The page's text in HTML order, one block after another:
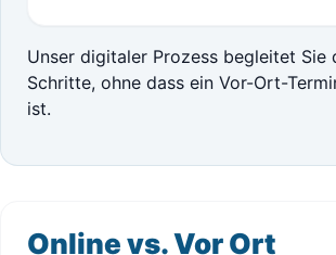
Unser digitaler Prozess begleitet Sie
Schritte, ohne dass ein Vor-Ort-
ist.
Online vs. Vor Ort